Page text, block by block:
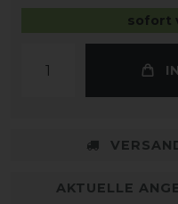
sofort
AKTUELLE